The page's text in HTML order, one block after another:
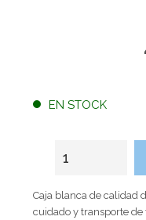
EN STOCK
Caja blanca de calidad
cuidado y transporte